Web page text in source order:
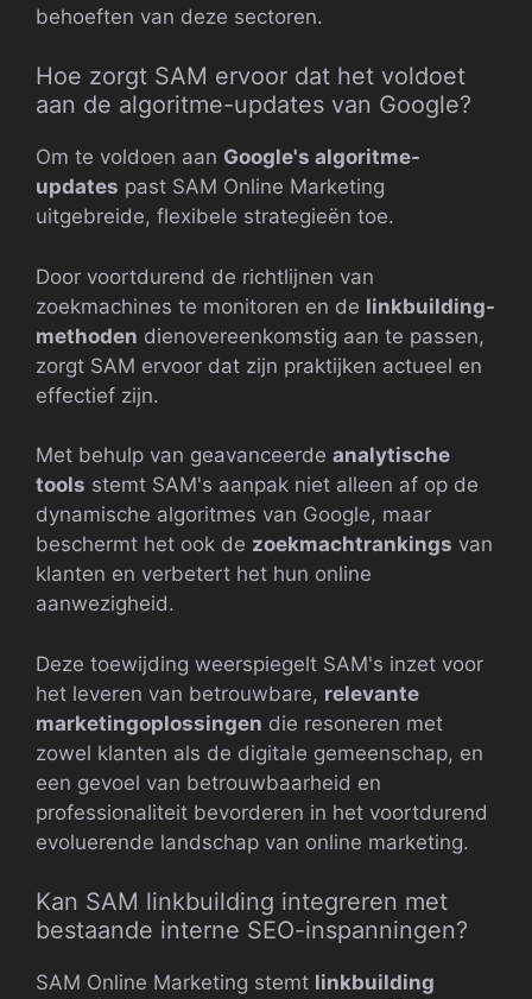
behoeften van deze sectoren.
Hoe zorgt SAM ervoor dat het voldoet
aan de algoritme-updates van Google?
Om te voldoen aan Google's algoritme-
updates past SAM Online Marketing
uitgebreide, flexibele strategieën toe.
Door voortdurend de richtlijnen van
zoekmachines te monitoren en de linkbuilding-
methoden dienovereenkomstig aan te passen,
zorgt SAM ervoor dat zijn praktijken actueel en
effectief zijn.
Met behulp van geavanceerde analytische
tools stemt SAM's aanpak niet alleen af op de
dynamische algoritmes van Google, maar
beschermt het ook de zoekmachtrankings van
klanten en verbetert het hun online
aanwezigheid.
Deze toewijding weerspiegelt SAM's inzet voor
het leveren van betrouwbare, relevante
marketingoplossingen die resoneren met
zowel klanten als de digitale gemeenschap, en
een gevoel van betrouwbaarheid en
professionaliteit bevorderen in het voortdurend
evoluerende landschap van online marketing.
Kan SAM linkbuilding integreren met
bestaande interne SEO-inspanningen?
SAM Online Marketing stemt linkbuilding